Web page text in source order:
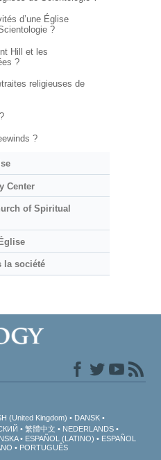
d’une Église
?
Hill et les
?
religieuses de
?
Center
of Spiritual
la société
(United Kingdom)
DANSK
繁體中文
NEDERLANDS
ESPAÑOL (LATINO)
ESPAÑOL
PORTUGUÊS